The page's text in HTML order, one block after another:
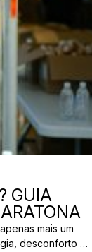
GUIA
mais um
desconforto no